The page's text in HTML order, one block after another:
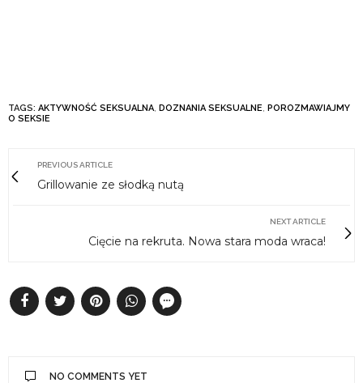
TAGS: AKTYWNOŚĆ SEKSUALNA, DOZNANIA SEKSUALNE, POROZMAWIAJMY
O SEKSIE
PREVIOUS ARTICLE
Grillowanie ze słodką nutą
NEXT ARTICLE
Cięcie na rekruta. Nowa stara moda wraca!
NO COMMENTS YET